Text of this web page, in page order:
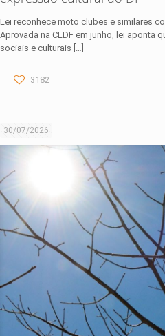
Lei reconhece moto clubes e similares
Aprovada na CLDF em junho, lei aponta
sociais e culturais […]
3182
30/07/2026